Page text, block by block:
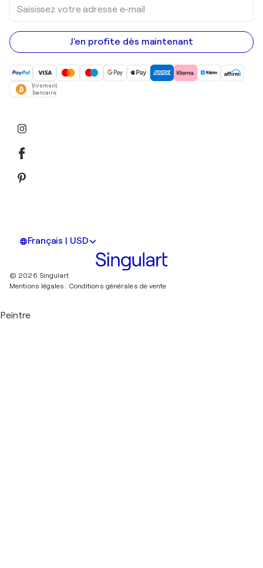
votre
adresse
e-
mail
J'en profite dès maintenant
Virement
bancaire
Français | USD
© 2026 Singulart
Mentions légales. Conditions générales de vente
Peintre